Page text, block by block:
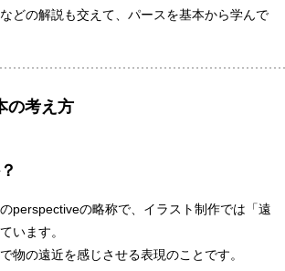
どの解説も交えて、パースを基本から学んで
の考え方
のperspectiveの略称で、イラスト制作では「遠
います。
物の遠近を感じさせる表現のことです。